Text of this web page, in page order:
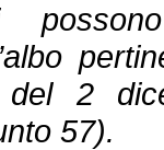
2
57).